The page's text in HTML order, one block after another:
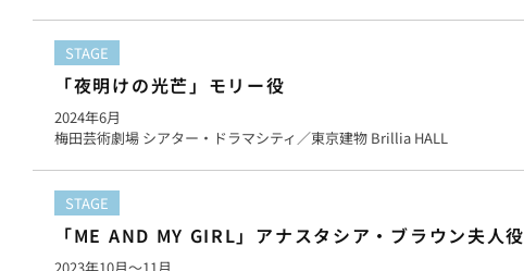
STAGE
「夜明けの光芒」モリー役
2024年6月
梅田芸術劇場 シアター・ドラマシティ／東京建物 Brillia HALL
STAGE
「ME AND MY GIRL」アナスタシア・ブラウン夫人役